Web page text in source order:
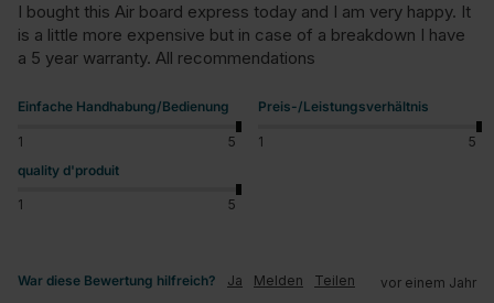
I bought this Air board express today and I am very happy. It
is a little more expensive but in case of a breakdown I have
a 5 year warranty. All recommendations
Einfache Handhabung/Bedienung
1 5
Preis-/Leistungsverhältnis
1
5
quality d'produit
1 5
War diese Bewertung hilfreich? Ja Melden Teilen vor einem Jahr